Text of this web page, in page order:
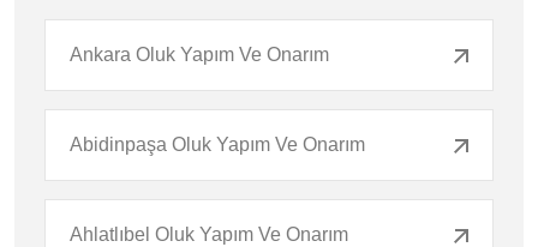
Ankara Oluk Yapım Ve Onarım
Abidinpaşa Oluk Yapım Ve Onarım
Ahlatlıbel Oluk Yapım Ve Onarım